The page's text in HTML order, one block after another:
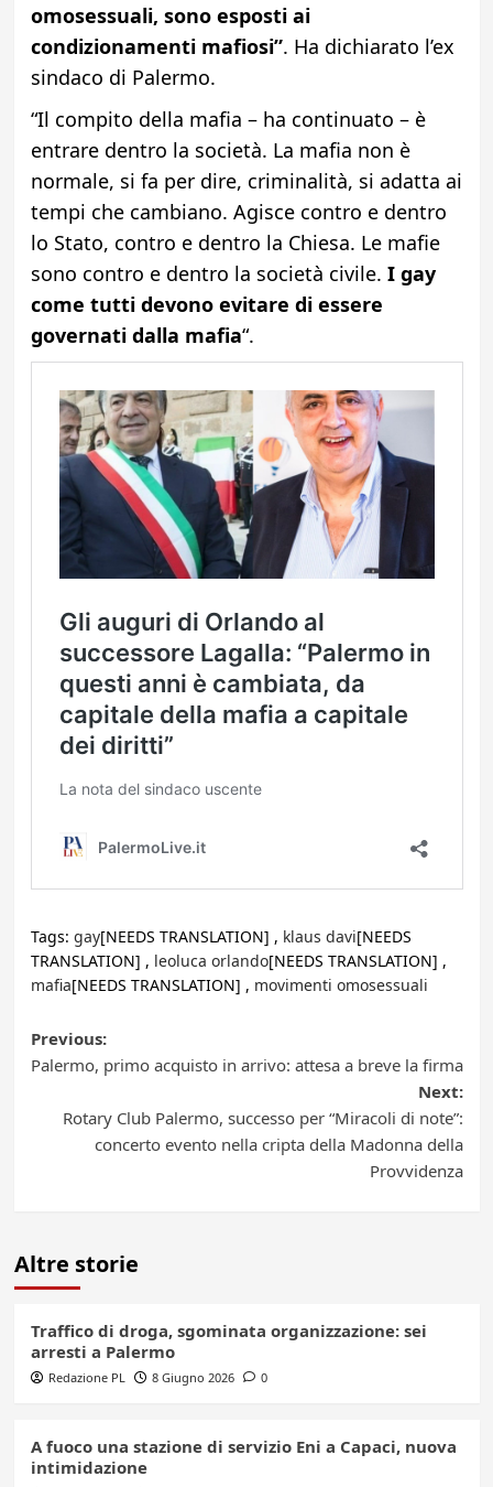
omosessuali, sono esposti ai
condizionamenti mafiosi”. Ha dichiarato l’ex
sindaco di Palermo.
“Il compito della mafia – ha continuato – è
entrare dentro la società. La mafia non è
normale, si fa per dire, criminalità, si adatta ai
tempi che cambiano. Agisce contro e dentro
lo Stato, contro e dentro la Chiesa. Le mafie
sono contro e dentro la società civile. I gay
come tutti devono evitare di essere
governati dalla mafia“.
Tags: gay[NEEDS TRANSLATION] , klaus davi[NEEDS
TRANSLATION] , leoluca orlando[NEEDS TRANSLATION] ,
mafia[NEEDS TRANSLATION] , movimenti omosessuali
Post
navigation
Previous:
Palermo, primo acquisto in arrivo: attesa a breve la firma
Next:
Rotary Club Palermo, successo per “Miracoli di note”:
concerto evento nella cripta della Madonna della
Provvidenza
Altre storie
Traffico di droga, sgominata organizzazione: sei
arresti a Palermo
Redazione PL 8 Giugno 2026 0
A fuoco una stazione di servizio Eni a Capaci, nuova
intimidazione